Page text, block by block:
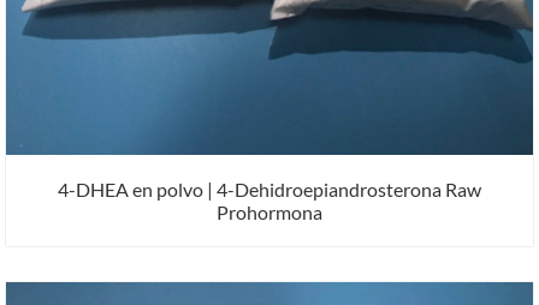
4-DHEA en polvo | 4-Dehidroepiandrosterona Raw
Prohormona